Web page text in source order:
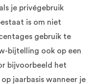
je privégebruik
is om niet
gebruik te
bijtelling ook op een
bijvoorbeeld het
jaarbasis wanneer je